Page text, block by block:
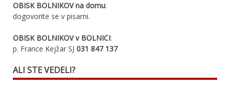
OBISK BOLNIKOV na domu:
dogovorite se v pisarni.
OBISK BOLNIKOV v BOLNICI:
p. France Kejžar SJ 031 847 137
ALI STE VEDELI?